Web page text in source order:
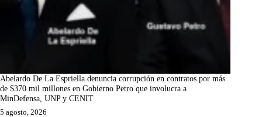
Abelardo De La Espriella denuncia corrupción en contratos por más
de $370 mil millones en Gobierno Petro que involucra a
MinDefensa, UNP y CENIT
5 agosto, 2026